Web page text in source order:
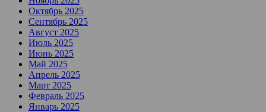
Октябрь 2025
Сентябрь 2025
Август 2025
Июль 2025
Июнь 2025
Май 2025
Апрель 2025
Март 2025
Февраль 2025
Январь 2025